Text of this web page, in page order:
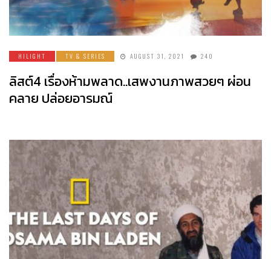
HILIGHT TV & SERIES AUGUST 31, 2021 240
ลิสต์4 เรื่องห้ามพลาด..เสพงานภาพสวยๆ ผ่อน
คลาย ปล่อยอารมณ์